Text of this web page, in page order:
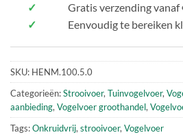
✓
Gratis verzending vanaf
✓
Eenvoudig te bereiken
SKU: HENM.100.5.0
Categorieën:Strooivoer,Tuinvogelvoer,
aanbieding,Vogelvoer groothandel,
Tags:Onkruidvrij,strooivoer,Vogelvoer